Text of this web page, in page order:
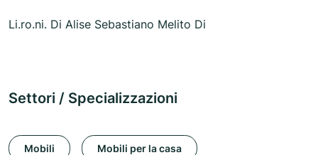
Li.ro.ni. Di Alise Sebastiano Melito Di
Settori / Specializzazioni
Mobili Mobili per la casa